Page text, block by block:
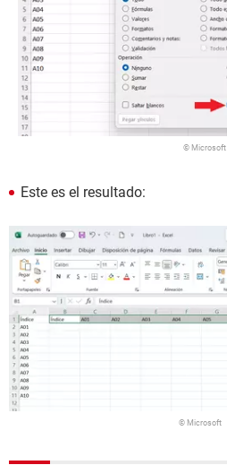
© Microsoft
Este es el resultado:
© Microsoft